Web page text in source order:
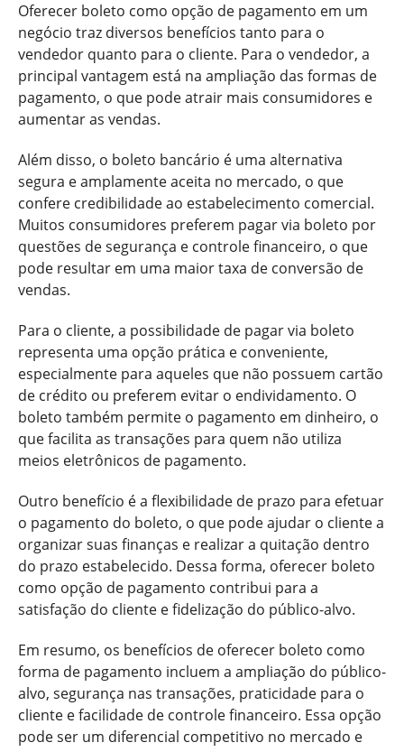
Oferecer boleto como opção de pagamento em um
negócio traz diversos benefícios tanto para o
vendedor quanto para o cliente. Para o vendedor, a
principal vantagem está na ampliação das formas de
pagamento, o que pode atrair mais consumidores e
aumentar as vendas.
Além disso, o boleto bancário é uma alternativa
segura e amplamente aceita no mercado, o que
confere credibilidade ao estabelecimento comercial.
Muitos consumidores preferem pagar via boleto por
questões de segurança e controle financeiro, o que
pode resultar em uma maior taxa de conversão de
vendas.
Para o cliente, a possibilidade de pagar via boleto
representa uma opção prática e conveniente,
especialmente para aqueles que não possuem cartão
de crédito ou preferem evitar o endividamento. O
boleto também permite o pagamento em dinheiro, o
que facilita as transações para quem não utiliza
meios eletrônicos de pagamento.
Outro benefício é a flexibilidade de prazo para efetuar
o pagamento do boleto, o que pode ajudar o cliente a
organizar suas finanças e realizar a quitação dentro
do prazo estabelecido. Dessa forma, oferecer boleto
como opção de pagamento contribui para a
satisfação do cliente e fidelização do público-alvo.
Em resumo, os benefícios de oferecer boleto como
forma de pagamento incluem a ampliação do público-
alvo, segurança nas transações, praticidade para o
cliente e facilidade de controle financeiro. Essa opção
pode ser um diferencial competitivo no mercado e